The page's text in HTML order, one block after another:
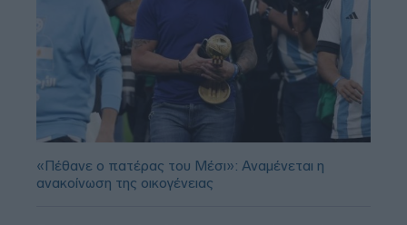
«Πέθανε ο πατέρας του Μέσι»: Αναμένεται η
ανακοίνωση της οικογένειας